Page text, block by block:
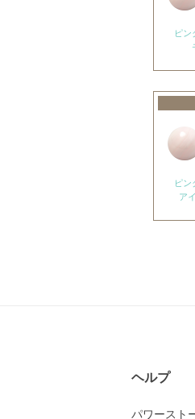
ピン
ピン
ア
ヘルプ
パワースト